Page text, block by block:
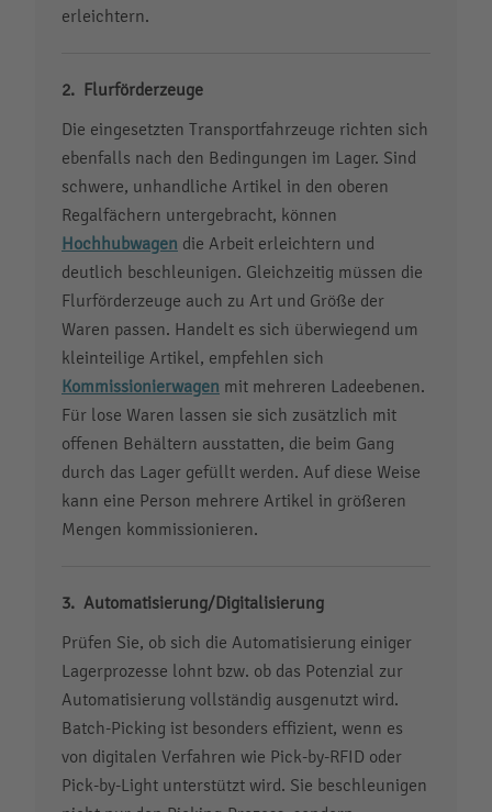
erleichtern.
Flurförderzeuge
Die eingesetzten Transportfahrzeuge richten sich
ebenfalls nach den Bedingungen im Lager. Sind
schwere, unhandliche Artikel in den oberen
Regalfächern untergebracht, können
Hochhubwagen die Arbeit erleichtern und
deutlich beschleunigen. Gleichzeitig müssen die
Flurförderzeuge auch zu Art und Größe der
Waren passen. Handelt es sich überwiegend um
kleinteilige Artikel, empfehlen sich
Kommissionierwagen mit mehreren Ladeebenen.
Für lose Waren lassen sie sich zusätzlich mit
offenen Behältern ausstatten, die beim Gang
durch das Lager gefüllt werden. Auf diese Weise
kann eine Person mehrere Artikel in größeren
Mengen kommissionieren.
Automatisierung/Digitalisierung
Prüfen Sie, ob sich die Automatisierung einiger
Lagerprozesse lohnt bzw. ob das Potenzial zur
Automatisierung vollständig ausgenutzt wird.
Batch-Picking ist besonders effizient, wenn es
von digitalen Verfahren wie Pick-by-RFID oder
Pick-by-Light unterstützt wird. Sie beschleunigen